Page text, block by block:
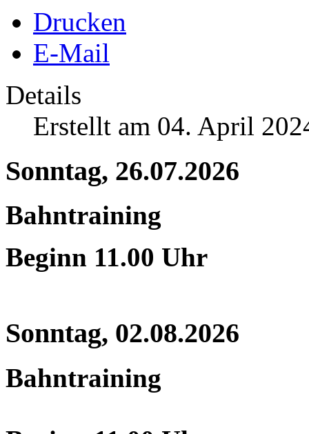
Drucken
E-Mail
Details
Erstellt am 04. April
Sonntag, 26.07.2026
Bahntraining
Beginn 11.00 Uhr
Sonntag, 02.08.2026
Bahntraining